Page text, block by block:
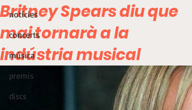
notícies
concerts
música
premis
discs
Britney Spears diu que
mai tornarà a la
indústria musical